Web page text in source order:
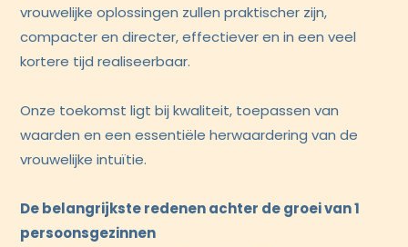
vrouwelijke oplossingen zullen praktischer zijn,
compacter en directer, effectiever en in een veel
kortere tijd realiseerbaar.
Onze toekomst ligt bij kwaliteit, toepassen van
waarden en een essentiële herwaardering van de
vrouwelijke intuïtie.
De belangrijkste redenen achter de groei van 1
persoonsgezinnen